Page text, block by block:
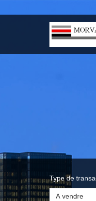
Type de
A vendre